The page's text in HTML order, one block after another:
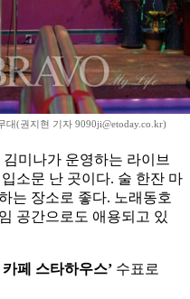
(권지현 기자 9090ji@etoday.co.kr)
미나가 운영하는 라이브
소문 난 곳이다. 술 한잔 마
는 장소로 좋다. 노래동호
공간으로도 애용되고 있
페 스타하우스’ 수표로